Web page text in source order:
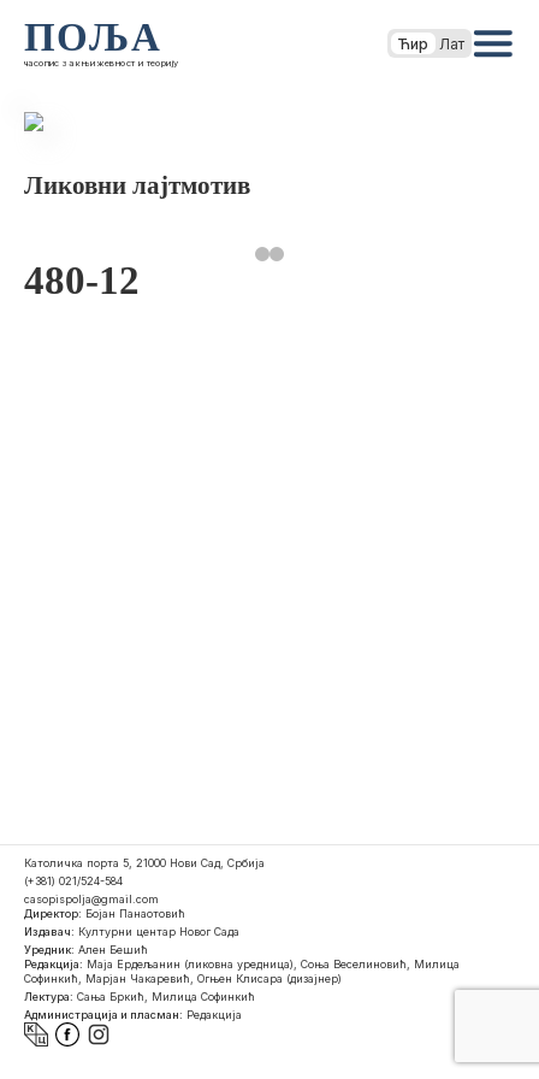
ПОЉА
часопис за књижевност и теорију
Ћир Лат
Ликовни лајтмотив
480-12
Католичка порта 5, 21000 Нови Сад, Србија
(+381) 021/524-584
casopispolja@gmail.com
Директор: Бојан Панаотовић
Издавач: Културни центар Новог Сада
Уредник: Ален Бешић
Редакција: Маја Ердељанин (ликовна уредница), Соња Веселиновић, Милица
Софинкић, Марјан Чакаревић, Огњен Клисара (дизајнер)
Лектура: Сања Бркић, Милица Софинкић
Администрација и пласман: Редакција